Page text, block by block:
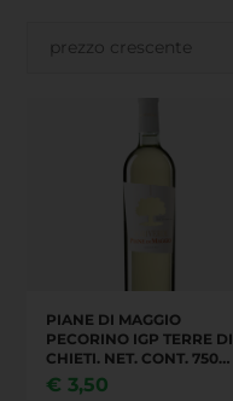
PIANE DI MAGGIO
PECORINO IGP TERRE DI
CHIETI. NET. CONT. 750
ML ALCOOL 13% VOL.
€ 3,50